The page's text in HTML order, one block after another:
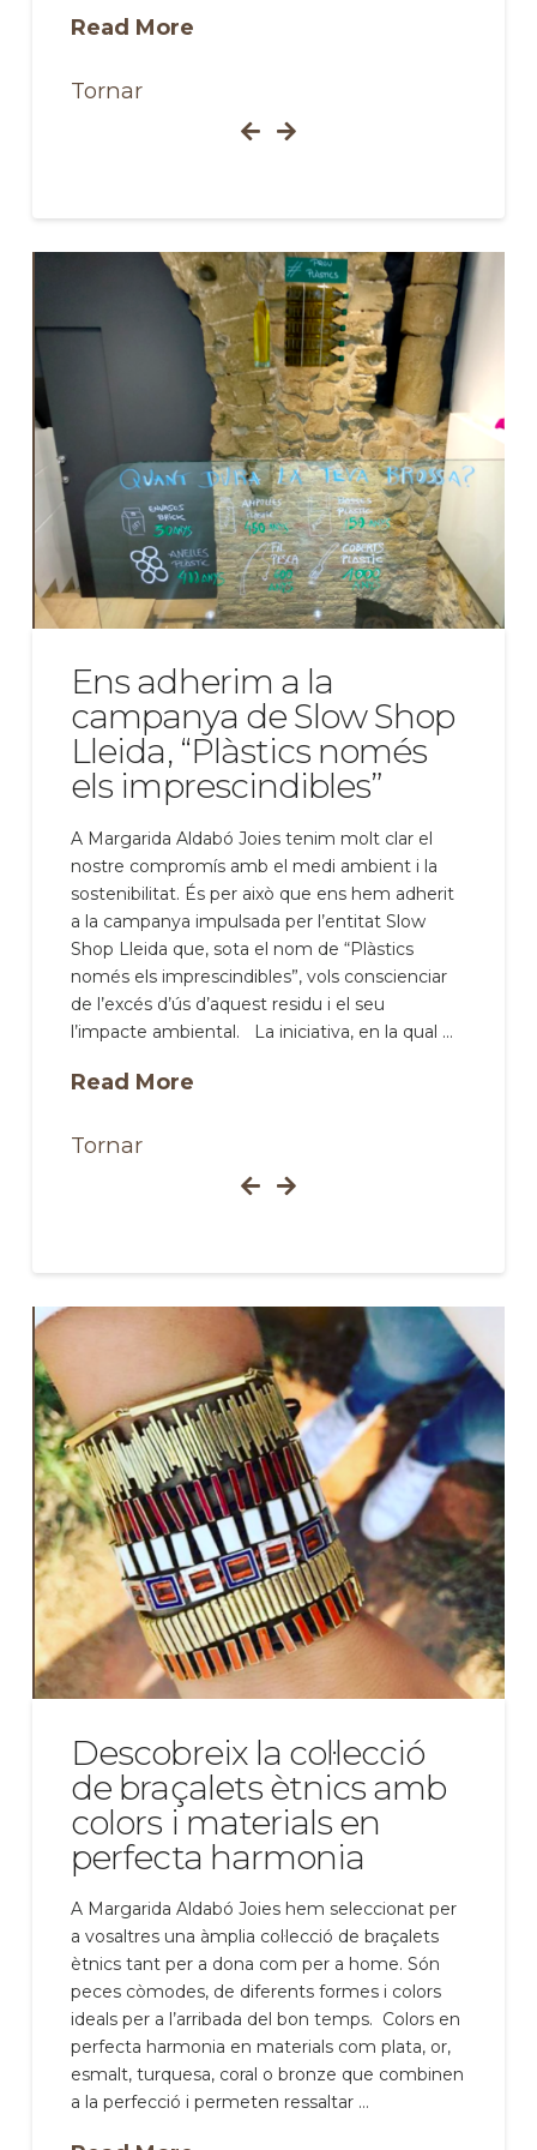
Read More
Tornar
Ens adherim a la
campanya de Slow Shop
Lleida, “Plàstics només
els imprescindibles”
A Margarida Aldabó Joies tenim molt clar el
nostre compromís amb el medi ambient i la
sostenibilitat. És per això que ens hem adherit
a la campanya impulsada per l’entitat Slow
Shop Lleida que, sota el nom de “Plàstics
només els imprescindibles”, vols conscienciar
de l’excés d’ús d’aquest residu i el seu
l’impacte ambiental. La iniciativa, en la qual …
Read More
Tornar
Descobreix la col·lecció
de braçalets ètnics amb
colors i materials en
perfecta harmonia
A Margarida Aldabó Joies hem seleccionat per
a vosaltres una àmplia col·lecció de braçalets
ètnics tant per a dona com per a home. Són
peces còmodes, de diferents formes i colors
ideals per a l’arribada del bon temps. Colors en
perfecta harmonia en materials com plata, or,
esmalt, turquesa, coral o bronze que combinen
a la perfecció i permeten ressaltar …